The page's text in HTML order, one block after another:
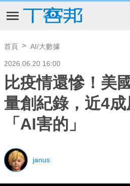
首頁 AI/大數據
2026.06.20 16:00
比疫情還慘！美
量創紀錄，近4
「AI害的」
janus